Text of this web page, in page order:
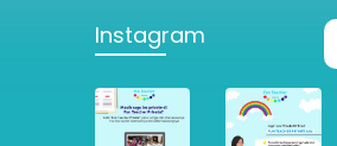
Instagram